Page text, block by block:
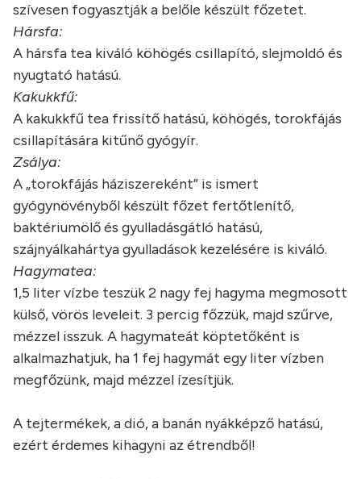
szívesen fogyasztják a belőle készült főzetet.
Hársfa:
A hársfa tea kiváló köhögés csillapító, slejmoldó és
nyugtató hatású.
Kakukkfű:
A kakukkfű tea frissítő hatású, köhögés, torokfájás
csillapítására kitűnő gyógyír.
Zsálya:
A „torokfájás háziszereként” is ismert
gyógynövényből készült főzet fertőtlenítő,
baktériumölő és gyulladásgátló hatású,
szájnyálkahártya gyulladások kezelésére is kiváló.
Hagymatea:
1,5 liter vízbe teszük 2 nagy fej hagyma megmosott
külső, vörös leveleit. 3 percig főzzük, majd szűrve,
mézzel isszuk. A hagymateát köptetőként is
alkalmazhatjuk, ha 1 fej hagymát egy liter vízben
megfőzünk, majd mézzel ízesítjük.
A tejtermékek, a dió, a banán nyákképző hatású,
ezért érdemes kihagyni az étrendből!